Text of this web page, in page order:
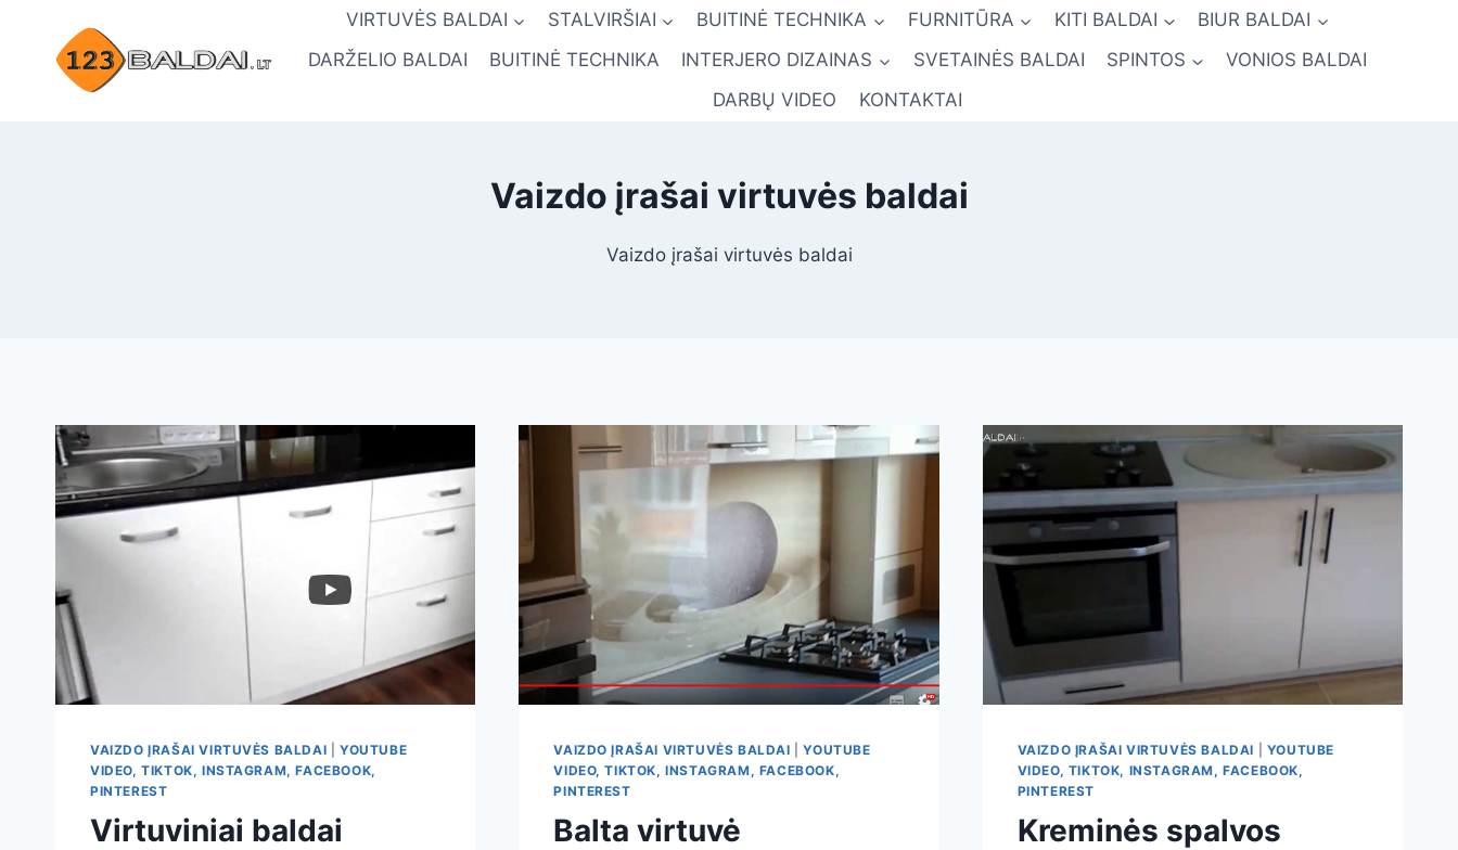
content
VIRTUVĖS BALDAI STALVIRŠIAI BUITINĖ TECHNIKA FURNITŪRA KITI BALDAI
BIUR BALDAI
DARŽELIO BALDAI
BUITINĖ TECHNIKA INTERJERO DIZAINAS SVETAINĖS BALDAI SPINTOS
VONIOS BALDAI
DARBŲ VIDEO
KONTAKTAI
Vaizdo įrašai virtuvės baldai
Vaizdo įrašai virtuvės baldai
VAIZDO ĮRAŠAI VIRTUVĖS BALDAI |YOUTUBE
VIDEO, TIKTOK, INSTAGRAM, FACEBOOK,
PINTEREST
Virtuviniai baldai
VAIZDO ĮRAŠAI VIRTUVĖS BALDAI |YOUTUBE
VIDEO, TIKTOK, INSTAGRAM, FACEBOOK,
PINTEREST
Balta virtuvė
VAIZDO ĮRAŠAI VIRTUVĖS BALDAI
YOUTUBE
VIDEO, TIKTOK, INSTAGRAM, FACEBOOK,
PINTEREST
Kreminės spalvos